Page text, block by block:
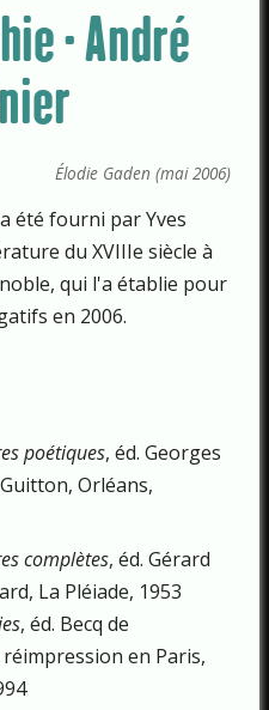
- André
Élodie Gaden (mai 2006)
été fourni par Yves
du XVIIIe siècle à
qui l'a établie pour
en 2006.
poétiques, éd. Georges
Orléans,
complètes, éd. Gérard
La Pléiade, 1953
, éd. Becq de
en Paris,